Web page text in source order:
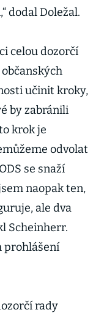
dodal Doležal.
celou dozorčí
učinit kroky,
by zabránili
krok je
odvolat
se snaží
naopak ten,
ale dva
Scheinherr.
prohlášení
rady